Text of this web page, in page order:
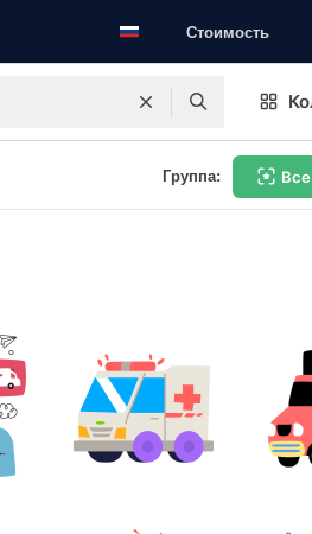
Стоимость
Группа: